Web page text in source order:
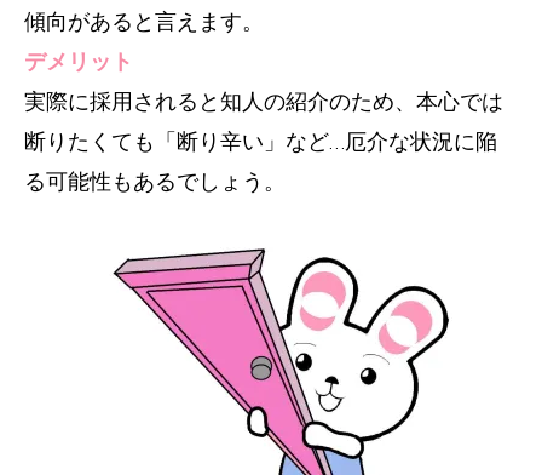
傾向があると言えます。
デメリット
実際に採用されると知人の紹介のため、本心では
断りたくても「断り辛い」など…厄介な状況に陥
る可能性もあるでしょう。